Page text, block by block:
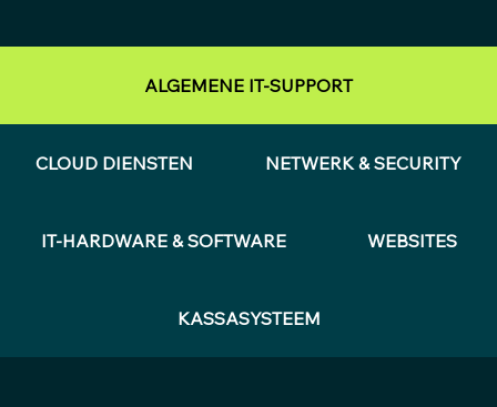
ALGEMENE IT-SUPPORT
CLOUD DIENSTEN NETWERK & SECURITY
IT-HARDWARE & SOFTWARE WEBSITES
KASSASYSTEEM